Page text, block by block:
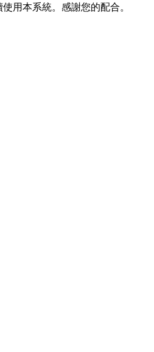
使用本系統。感謝您的配合。